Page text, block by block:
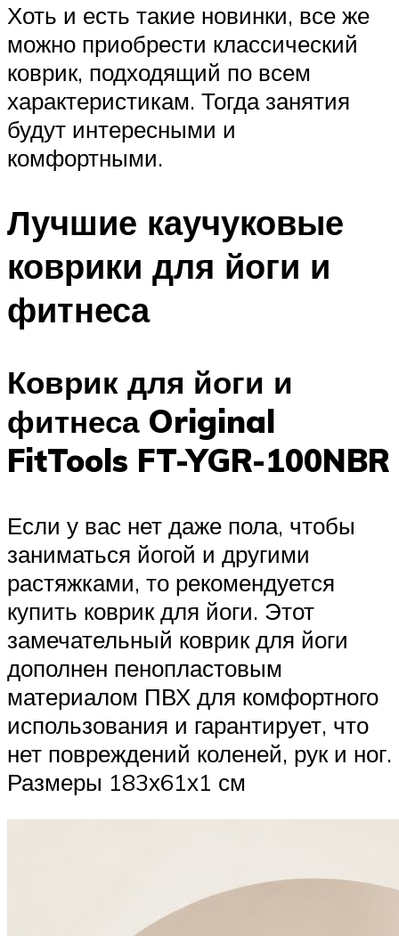
Хоть и есть такие новинки, все же
можно приобрести классический
коврик, подходящий по всем
характеристикам. Тогда занятия
будут интересными и
комфортными.
Лучшие каучуковые
коврики для йоги и
фитнеса
Коврик для йоги и
фитнеса Original
FitTools FT-YGR-100NBR
Если у вас нет даже пола, чтобы
заниматься йогой и другими
растяжками, то рекомендуется
купить коврик для йоги. Этот
замечательный коврик для йоги
дополнен пенопластовым
материалом ПВХ для комфортного
использования и гарантирует, что
нет повреждений коленей, рук и ног.
Размеры 183х61х1 см